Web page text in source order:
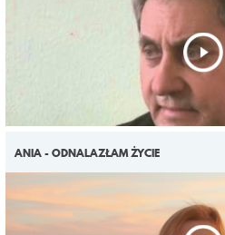
ANIA - ODNALAZŁAM ŻYCIE